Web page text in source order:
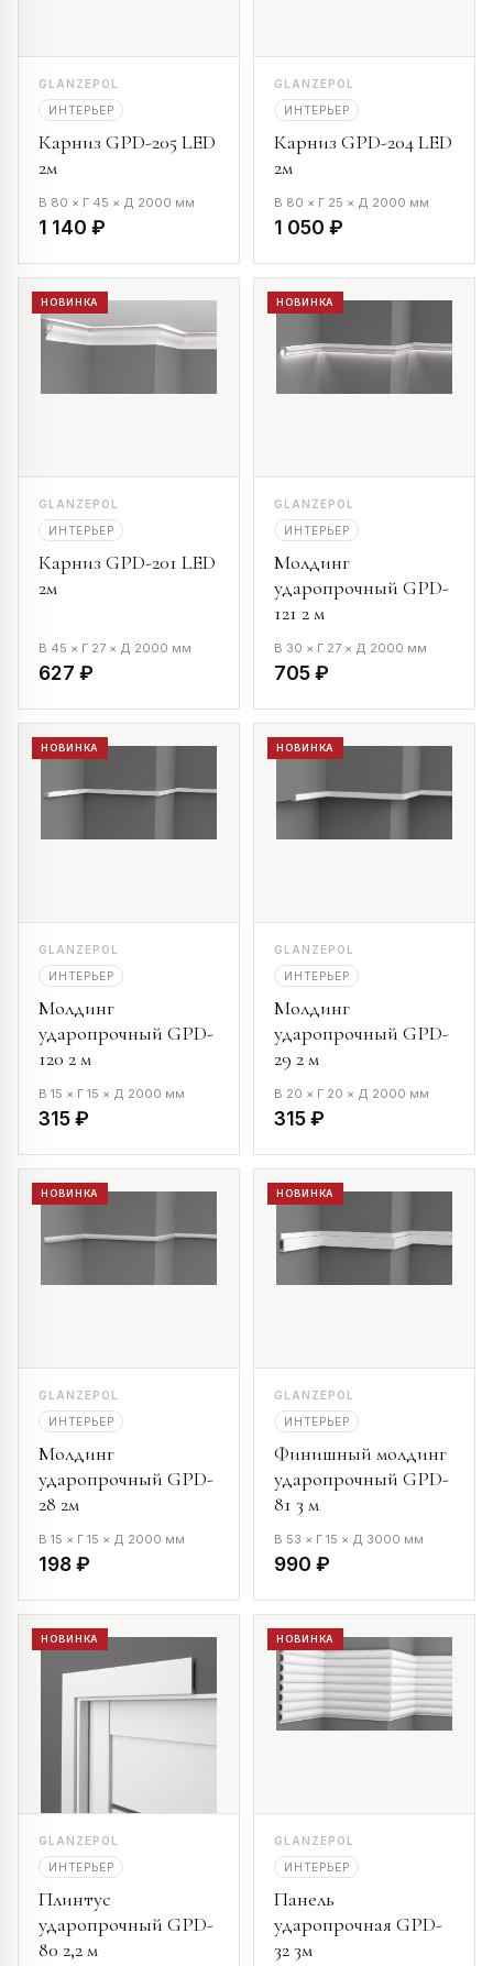
GLANZEPOL
ИНТЕРЬЕР
Карниз GPD-205 LED
2м
В 80 × Г 45 × Д 2000 мм
1 140 ₽
GLANZEPOL
ИНТЕРЬЕР
Карниз GPD-204 LED
2м
В 80 × Г 25 × Д 2000 мм
1 050 ₽
НОВИНКА
GLANZEPOL
ИНТЕРЬЕР
Карниз GPD-201 LED
2м
В 45 × Г 27 × Д 2000 мм
627 ₽
НОВИНКА
GLANZEPOL
ИНТЕРЬЕР
Молдинг
ударопрочный GPD-
121 2 м
В 30 × Г 27 × Д 2000 мм
705 ₽
НОВИНКА
GLANZEPOL
ИНТЕРЬЕР
Молдинг
ударопрочный GPD-
120 2 м
В 15 × Г 15 × Д 2000 мм
315 ₽
НОВИНКА
GLANZEPOL
ИНТЕРЬЕР
Молдинг
ударопрочный GPD-
29 2 м
В 20 × Г 20 × Д 2000 мм
315 ₽
НОВИНКА
GLANZEPOL
ИНТЕРЬЕР
Молдинг
ударопрочный GPD-
28 2м
В 15 × Г 15 × Д 2000 мм
198 ₽
НОВИНКА
GLANZEPOL
ИНТЕРЬЕР
Финишный молдинг
ударопрочный GPD-
81 3 м
В 53 × Г 15 × Д 3000 мм
990 ₽
НОВИНКА
GLANZEPOL
ИНТЕРЬЕР
Плинтус
ударопрочный GPD-
80 2,2 м
НОВИНКА
GLANZEPOL
ИНТЕРЬЕР
Панель
ударопрочная GPD-
32 3м